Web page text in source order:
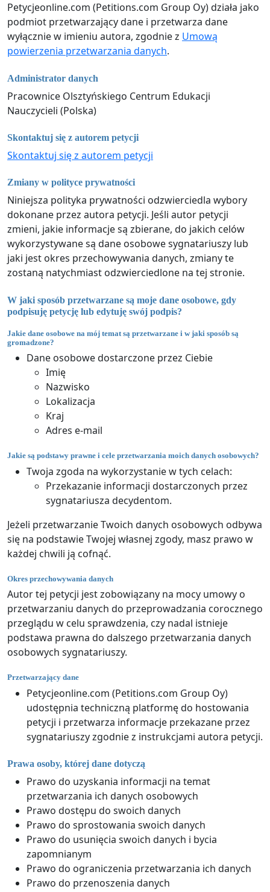
Petycjeonline.com (Petitions.com Group Oy) działa jako
podmiot przetwarzający dane i przetwarza dane
wyłącznie w imieniu autora, zgodnie z Umową
powierzenia przetwarzania danych.
Administrator danych
Pracownice Olsztyńskiego Centrum Edukacji
Nauczycieli (Polska)
Skontaktuj się z autorem petycji
Skontaktuj się z autorem petycji
Zmiany w polityce prywatności
Niniejsza polityka prywatności odzwierciedla wybory
dokonane przez autora petycji. Jeśli autor petycji
zmieni, jakie informacje są zbierane, do jakich celów
wykorzystywane są dane osobowe sygnatariuszy lub
jaki jest okres przechowywania danych, zmiany te
zostaną natychmiast odzwierciedlone na tej stronie.
W jaki sposób przetwarzane są moje dane osobowe, gdy
podpisuję petycję lub edytuję swój podpis?
Jakie dane osobowe na mój temat są przetwarzane i w jaki sposób są
gromadzone?
Dane osobowe dostarczone przez Ciebie
Imię
Nazwisko
Lokalizacja
Kraj
Adres e-mail
Jakie są podstawy prawne i cele przetwarzania moich danych osobowych?
Twoja zgoda na wykorzystanie w tych celach:
Przekazanie informacji dostarczonych przez
sygnatariusza decydentom.
Jeżeli przetwarzanie Twoich danych osobowych odbywa
się na podstawie Twojej własnej zgody, masz prawo w
każdej chwili ją cofnąć.
Okres przechowywania danych
Autor tej petycji jest zobowiązany na mocy umowy o
przetwarzaniu danych do przeprowadzania corocznego
przeglądu w celu sprawdzenia, czy nadal istnieje
podstawa prawna do dalszego przetwarzania danych
osobowych sygnatariuszy.
Przetwarzający dane
Petycjeonline.com (Petitions.com Group Oy)
udostępnia techniczną platformę do hostowania
petycji i przetwarza informacje przekazane przez
sygnatariuszy zgodnie z instrukcjami autora petycji.
Prawa osoby, której dane dotyczą
Prawo do uzyskania informacji na temat
przetwarzania ich danych osobowych
Prawo dostępu do swoich danych
Prawo do sprostowania swoich danych
Prawo do usunięcia swoich danych i bycia
zapomnianym
Prawo do ograniczenia przetwarzania ich danych
Prawo do przenoszenia danych